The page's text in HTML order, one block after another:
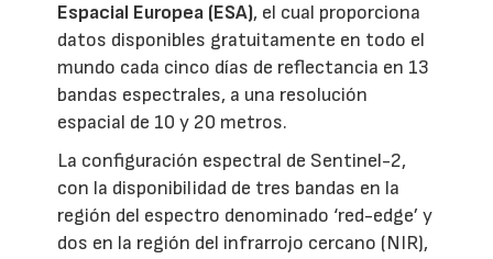
Espacial Europea (ESA), el cual proporciona
datos disponibles gratuitamente en todo el
mundo cada cinco días de reflectancia en 13
bandas espectrales, a una resolución
espacial de 10 y 20 metros.
La configuración espectral de Sentinel-2,
con la disponibilidad de tres bandas en la
región del espectro denominado ‘red-edge’ y
dos en la región del infrarrojo cercano (NIR),